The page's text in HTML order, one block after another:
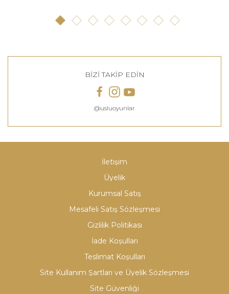
BİZİ TAKİP EDİN
@usluoyunlar
İletişim
Üyelik
Kurumsal Satış
Mesafeli Satış Sözleşmesi
Gizlilik Politikası
İade Koşulları
Teslimat Koşulları
Site Kullanım Şartları ve Üyelik Sözleşmesi
Site Güvenliği